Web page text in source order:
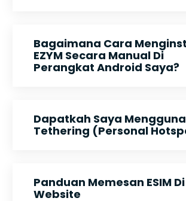
Bagaimana Cara
EZYM Secara Manual Di
Perangkat Android Saya?
Dapatkah Saya
Tethering (Personal
Panduan Memesan ESIM Di
Website